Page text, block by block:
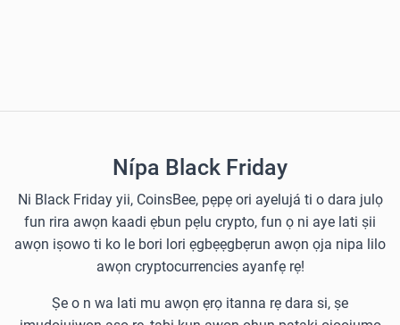
Nípa Black Friday
Ni Black Friday yii, CoinsBee, pẹpẹ ori ayelujá ti o dara julọ
fun rira awọn kaadi ẹbun pẹlu crypto, fun ọ ni aye lati ṣii
awọn iṣowo ti ko le bori lori ẹgbẹẹgbẹrun awọn ọja nipa lilo
awọn cryptocurrencies ayanfẹ rẹ!
Ṣe o n wa lati mu awọn ẹrọ itanna rẹ dara si, ṣe